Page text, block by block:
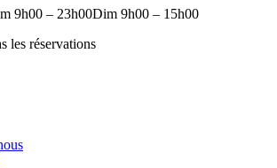
9h00 – 23h00Dim 9h00 – 15h00
les réservations